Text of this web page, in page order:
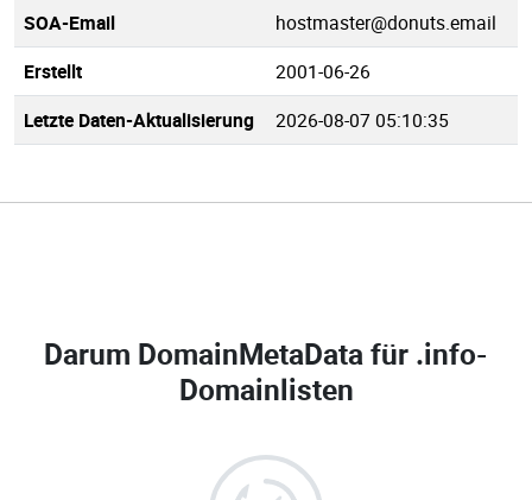
SOA-Email
hostmaster@donuts.email
Erstellt
2001-06-26
Letzte Daten-Aktualisierung
2026-08-07 05:10:35
Darum DomainMetaData für .info-
Domainlisten